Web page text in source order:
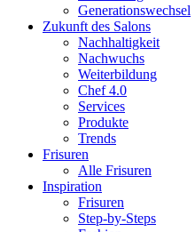
Generationswechsel
Zukunft des Salons
Nachhaltigkeit
Nachwuchs
Weiterbildung
Chef 4.0
Services
Produkte
Trends
Frisuren
Alle Frisuren
Inspiration
Frisuren
Step-by-Steps